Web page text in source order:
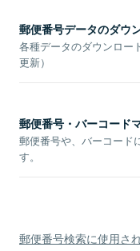
郵便番号データのダウ
各種データのダウンロー
更新）
郵便番号・バーコード
郵便番号や、バーコード
す。
郵便番号検索に使用さ